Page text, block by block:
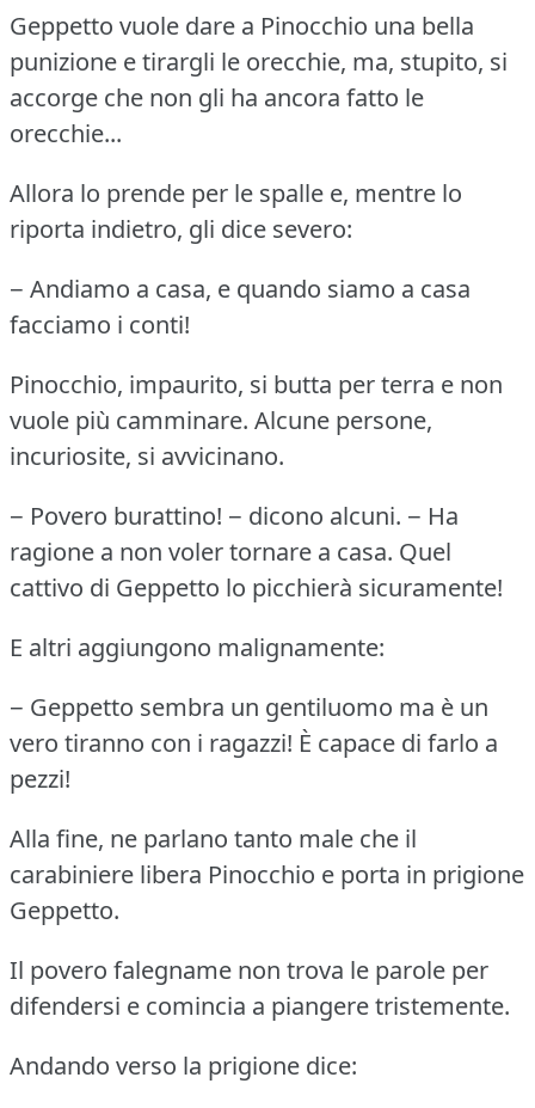
Geppetto vuole dare a Pinocchio una bella
punizione e tirargli le orecchie, ma, stupito, si
accorge che non gli ha ancora fatto le
orecchie...
Allora lo prende per le spalle e, mentre lo
riporta indietro, gli dice severo:
− Andiamo a casa, e quando siamo a casa
facciamo i conti!
Pinocchio, impaurito, si butta per terra e non
vuole più camminare. Alcune persone,
incuriosite, si avvicinano.
− Povero burattino! − dicono alcuni. − Ha
ragione a non voler tornare a casa. Quel
cattivo di Geppetto lo picchierà sicuramente!
E altri aggiungono malignamente:
− Geppetto sembra un gentiluomo ma è un
vero tiranno con i ragazzi! È capace di farlo a
pezzi!
Alla fine, ne parlano tanto male che il
carabiniere libera Pinocchio e porta in prigione
Geppetto.
Il povero falegname non trova le parole per
difendersi e comincia a piangere tristemente.
Andando verso la prigione dice: